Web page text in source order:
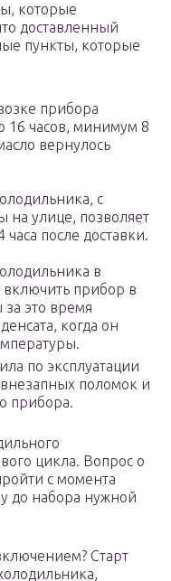
которые
доставленный
пункты, которые
прибора
16 часов, минимум 8
вернулось
с
на улице, позволяет
после доставки.
в
включить прибор в
за это время
когда он
по эксплуатации
поломок и
прибора.
цикла. Вопрос о
с момента
до набора нужной
Старт